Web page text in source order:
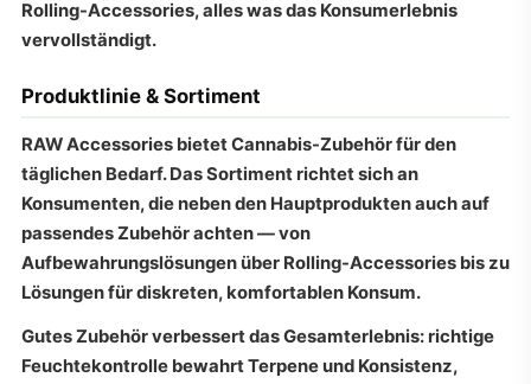
Rolling-Accessories, alles was das Konsumerlebnis
vervollständigt.
Produktlinie & Sortiment
RAW Accessories bietet Cannabis-Zubehör für den
täglichen Bedarf. Das Sortiment richtet sich an
Konsumenten, die neben den Hauptprodukten auch auf
passendes Zubehör achten — von
Aufbewahrungslösungen über Rolling-Accessories bis zu
Lösungen für diskreten, komfortablen Konsum.
Gutes Zubehör verbessert das Gesamterlebnis: richtige
Feuchtekontrolle bewahrt Terpene und Konsistenz,